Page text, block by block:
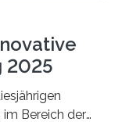
2025
Bereich der